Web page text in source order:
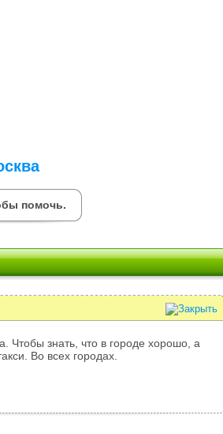
помочь.
Чтобы знать, что в городе хорошо, а
Во всех городах.